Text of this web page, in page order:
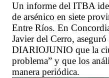
Un informe del ITBA
de arsénico en siete
Entre Ríos. En
Javier del Cerro,
DIARIOJUNIO que la
problema” y que los
manera periódica.